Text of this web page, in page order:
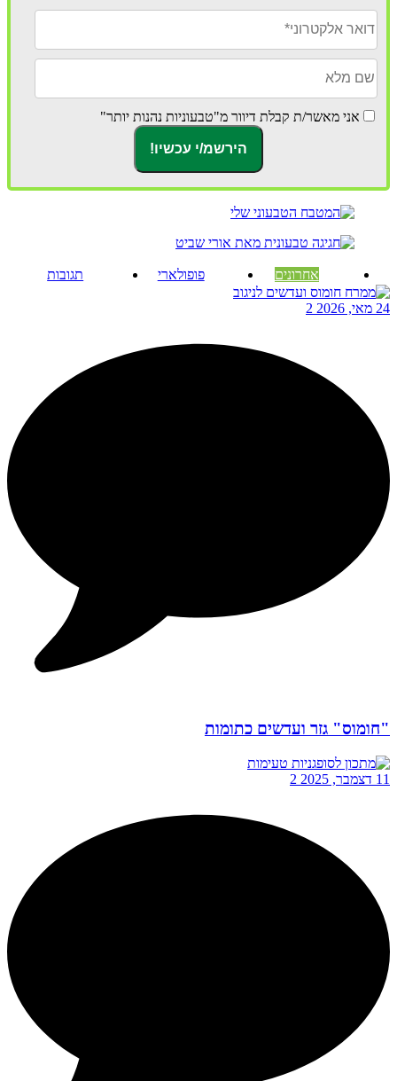
אני מאשר/ת קבלת דיוור מ"טבעוניות נהנות יותר"
אחרונים פופולארי תגובות
24 מאי, 2026 2
"חומוס" גזר ועדשים כתומות
11 דצמבר, 2025 2